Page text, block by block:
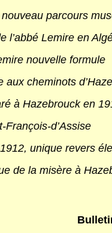
parcours
l’abbé Lemire en
nouvelle formule
aux cheminots
à Hazebrouck en
François-d’Assise
unique revers
de la misère à